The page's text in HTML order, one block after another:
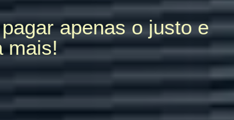
apenas o justo e
mais!